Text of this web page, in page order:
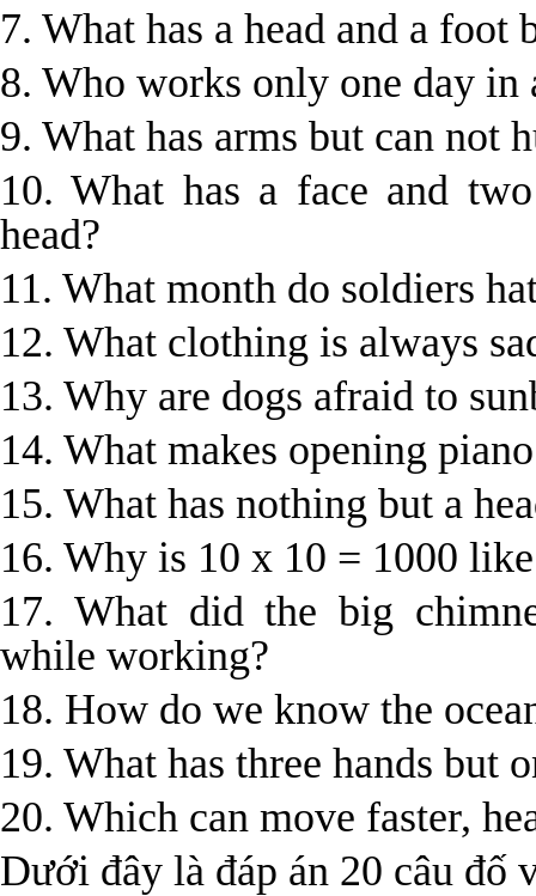
7. What has a head and a foot
8. Who works only one day in
9. What has arms but can not
10. What has a face and
head?
11. What month do soldiers
12. What clothing is always
13. Why are dogs afraid to
14. What makes opening
15. What has nothing but a
16. Why is 10 x 10 = 1000
17. What did the big
while working?
18. How do we know the
19. What has three hands but
20. Which can move faster,
Dưới đây là đáp án 20 câu đố